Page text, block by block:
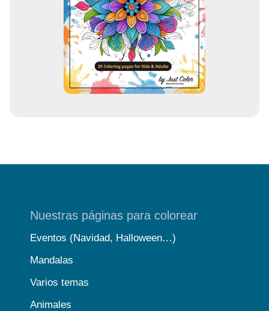
Nuestras páginas para colorear
Eventos (Navidad, Halloween…)
Mandalas
Varios temas
Animales